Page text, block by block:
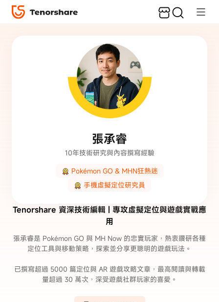
張承睿
10年技術研究與內容撰寫經驗
Pokémon GO & MHN狂熱迷
手機虛擬定位研究員
Tenorshare 資深技術編輯 | 專攻虛擬定位與遊戲實戰應
用
張承睿是 Pokémon GO 與 MH Now 的忠實玩家，熱衷鑽研各種
定位工具與移動策略，探索並分享更聰明的遊戲玩法。
已撰寫超過 5000 篇定位與 AR 遊戲攻略文章，最高閱讀與轉載
量超過 30 萬次，深受遊戲社群玩家的喜愛。